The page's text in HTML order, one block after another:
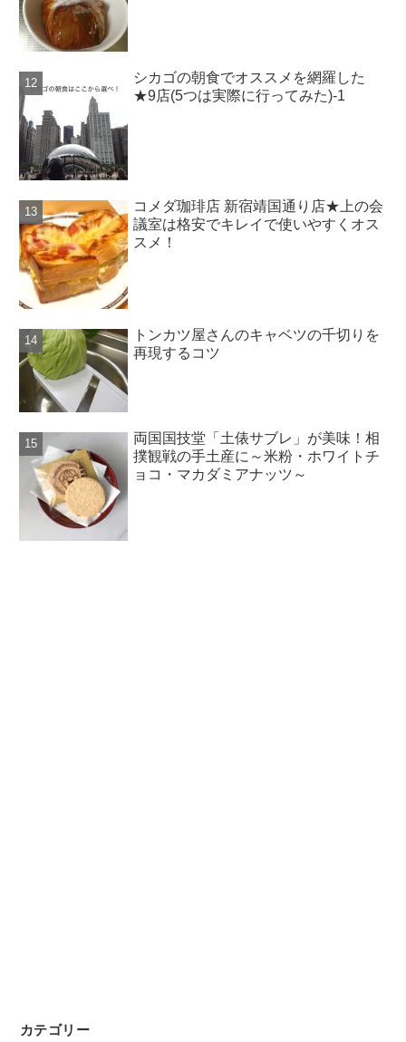
シカゴの朝食でオススメを網羅した
★9店(5つは実際に行ってみた)-1
コメダ珈琲店 新宿靖国通り店★上の会
議室は格安でキレイで使いやすくオス
スメ！
トンカツ屋さんのキャベツの千切りを
再現するコツ
両国国技堂「土俵サブレ」が美味！相
撲観戦の手土産に～米粉・ホワイトチ
ョコ・マカダミアナッツ～
カテゴリー